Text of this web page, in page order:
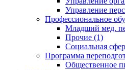
Управление
Профессиональное
Младший мед.
Прочие (1)
Социальная
Программа
Общественное